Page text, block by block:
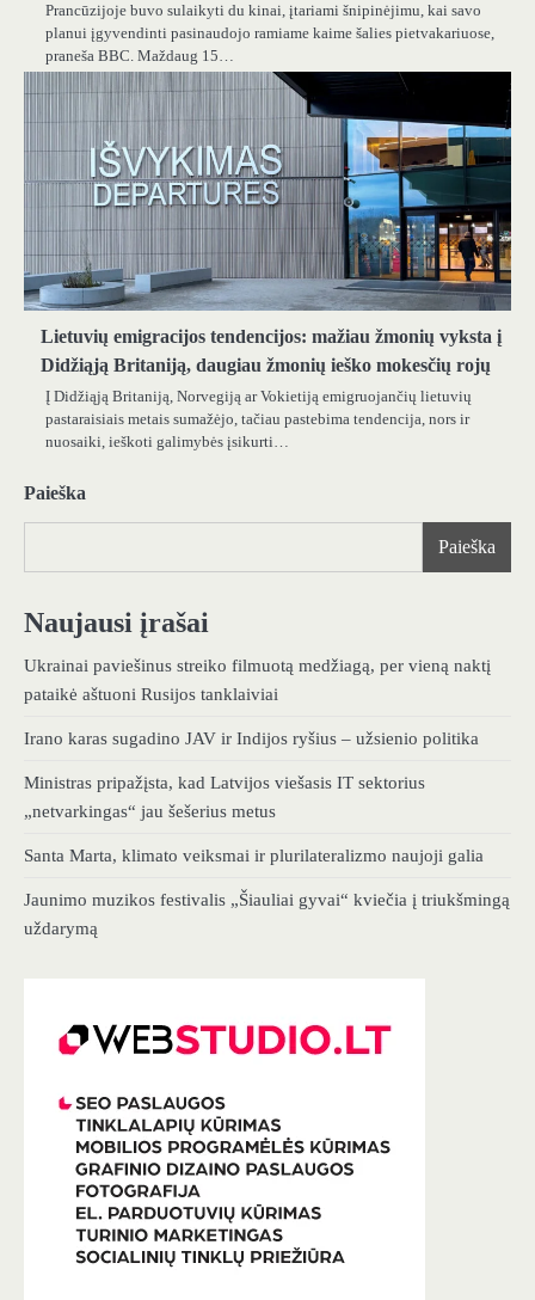
Prancūzijoje buvo sulaikyti du kinai, įtariami šnipinėjimu, kai savo
planui įgyvendinti pasinaudojo ramiame kaime šalies pietvakariuose,
praneša BBC. Maždaug 15…
Lietuvių emigracijos tendencijos: mažiau žmonių vyksta į
Didžiąją Britaniją, daugiau žmonių ieško mokesčių rojų
Į Didžiąją Britaniją, Norvegiją ar Vokietiją emigruojančių lietuvių
pastaraisiais metais sumažėjo, tačiau pastebima tendencija, nors ir
nuosaiki, ieškoti galimybės įsikurti…
Paieška
Paieška
Naujausi įrašai
Ukrainai paviešinus streiko filmuotą medžiagą, per vieną naktį
pataikė aštuoni Rusijos tanklaiviai
Irano karas sugadino JAV ir Indijos ryšius – užsienio politika
Ministras pripažįsta, kad Latvijos viešasis IT sektorius
„netvarkingas“ jau šešerius metus
Santa Marta, klimato veiksmai ir plurilateralizmo naujoji galia
Jaunimo muzikos festivalis „Šiauliai gyvai“ kviečia į triukšmingą
uždarymą